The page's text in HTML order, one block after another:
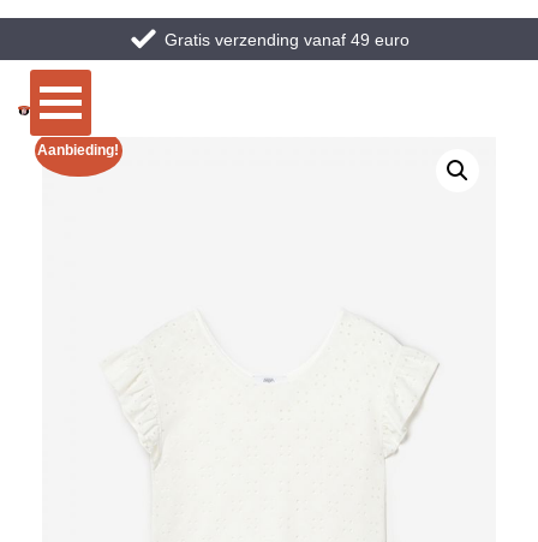
Gratis verzending vanaf 49 euro
Aanbieding!